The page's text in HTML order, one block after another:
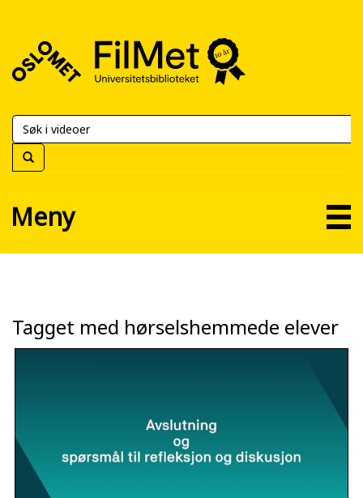
FilMet
Universitetsbiblioteket
Meny
Tagget med hørselshemmede elever